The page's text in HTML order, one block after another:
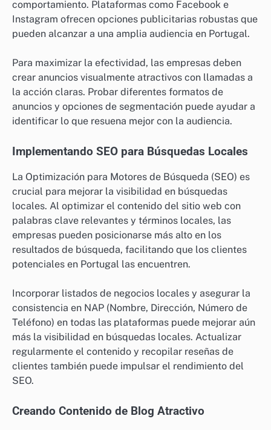
comportamiento. Plataformas como Facebook e
Instagram ofrecen opciones publicitarias robustas que
pueden alcanzar a una amplia audiencia en Portugal.
Para maximizar la efectividad, las empresas deben
crear anuncios visualmente atractivos con llamadas a
la acción claras. Probar diferentes formatos de
anuncios y opciones de segmentación puede ayudar a
identificar lo que resuena mejor con la audiencia.
Implementando SEO para Búsquedas Locales
La Optimización para Motores de Búsqueda (SEO) es
crucial para mejorar la visibilidad en búsquedas
locales. Al optimizar el contenido del sitio web con
palabras clave relevantes y términos locales, las
empresas pueden posicionarse más alto en los
resultados de búsqueda, facilitando que los clientes
potenciales en Portugal las encuentren.
Incorporar listados de negocios locales y asegurar la
consistencia en NAP (Nombre, Dirección, Número de
Teléfono) en todas las plataformas puede mejorar aún
más la visibilidad en búsquedas locales. Actualizar
regularmente el contenido y recopilar reseñas de
clientes también puede impulsar el rendimiento del
SEO.
Creando Contenido de Blog Atractivo